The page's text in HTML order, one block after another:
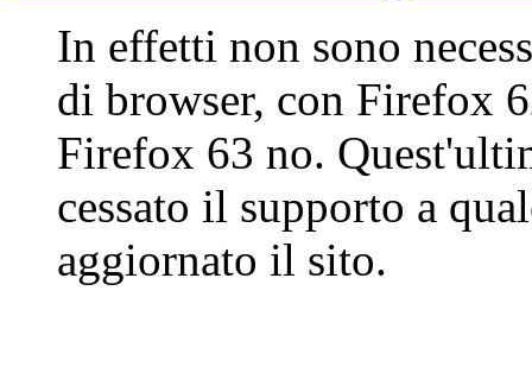
In effetti non sono
di browser, con Firefox
Firefox 63 no.
cessato il supporto a
aggiornato il sito.